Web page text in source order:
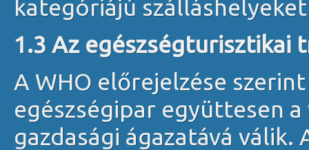
kategóriájú
1.3 Az egészségturisztikai
A WHO előrejelzése
egészségipar együttesen
gazdasági ágazatává